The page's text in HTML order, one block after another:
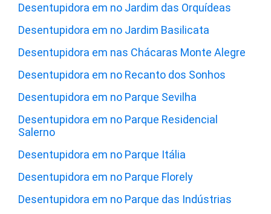
Desentupidora em no Jardim das Orquídeas
Desentupidora em no Jardim Basilicata
Desentupidora em nas Chácaras Monte Alegre
Desentupidora em no Recanto dos Sonhos
Desentupidora em no Parque Sevilha
Desentupidora em no Parque Residencial
Salerno
Desentupidora em no Parque Itália
Desentupidora em no Parque Florely
Desentupidora em no Parque das Indústrias